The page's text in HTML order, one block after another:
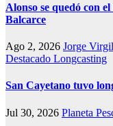
Alonso se quedó con
Balcarce
Ago 2, 2026 Jorge
Destacado Longcasting
San Cayetano tuvo
Jul 30, 2026 Planeta